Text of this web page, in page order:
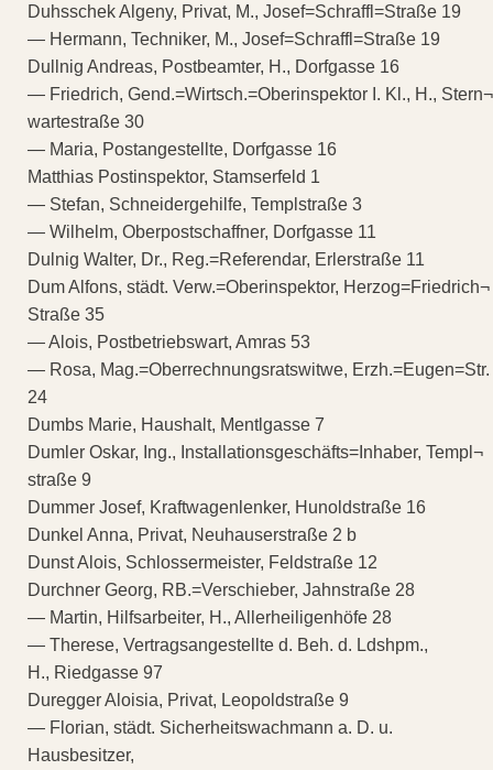
Duhsschek Algeny, Privat, M., Josef=Schraffl=Straße 19
— Hermann, Techniker, M., Josef=Schraffl=Straße 19
Dullnig Andreas, Postbeamter, H., Dorfgasse 16
— Friedrich, Gend.=Wirtsch.=Oberinspektor I. Kl., H., Stern¬
wartestraße 30
— Maria, Postangestellte, Dorfgasse 16
Matthias Postinspektor, Stamserfeld 1
— Stefan, Schneidergehilfe, Templstraße 3
— Wilhelm, Oberpostschaffner, Dorfgasse 11
Dulnig Walter, Dr., Reg.=Referendar, Erlerstraße 11
Dum Alfons, städt. Verw.=Oberinspektor, Herzog=Friedrich¬
Straße 35
— Alois, Postbetriebswart, Amras 53
— Rosa, Mag.=Oberrechnungsratswitwe, Erzh.=Eugen=Str.
24
Dumbs Marie, Haushalt, Mentlgasse 7
Dumler Oskar, Ing., Installationsgeschäfts=Inhaber, Templ¬
straße 9
Dummer Josef, Kraftwagenlenker, Hunoldstraße 16
Dunkel Anna, Privat, Neuhauserstraße 2 b
Dunst Alois, Schlossermeister, Feldstraße 12
Durchner Georg, RB.=Verschieber, Jahnstraße 28
— Martin, Hilfsarbeiter, H., Allerheiligenhöfe 28
— Therese, Vertragsangestellte d. Beh. d. Ldshpm.,
H., Riedgasse 97
Duregger Aloisia, Privat, Leopoldstraße 9
— Florian, städt. Sicherheitswachmann a. D. u.
Hausbesitzer,